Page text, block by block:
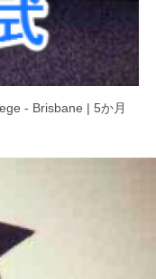
- Brisbane | 5か月